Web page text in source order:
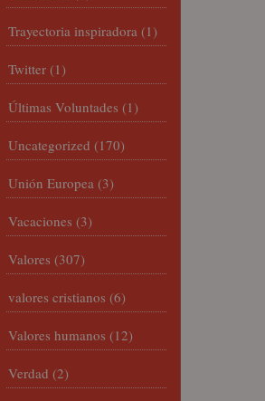
Trayectoria inspiradora (1)
Twitter (1)
Últimas Voluntades (1)
Uncategorized (170)
Unión Europea (3)
Vacaciones (3)
Valores (307)
valores cristianos (6)
Valores humanos (12)
Verdad (2)